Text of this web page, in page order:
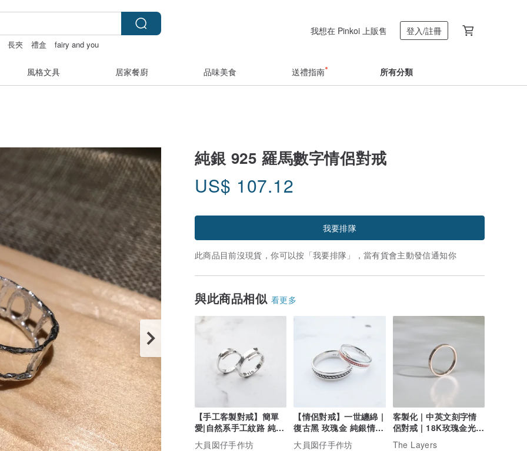
長夾 禮盒 fairy and you
我想在 Pinkoi 上販售 登入/註冊
風格文具 居家餐廚 品味美食 送禮指南 所有分類
純銀 925 羅馬數字情侶對戒
US$ 107.12
我要排隊
此商品目前沒現貨，你可以按「我要排隊」，當有貨會主動發信通知你
與此商品相似 看更多
【手工客製對戒】簡單
愛|自然系手工紋路 純銀
情侶對戒|大員囡仔
大員囡仔手作坊
【情侶對戒】一世纏綿 |
復古黑 玫瑰金 純銀情侶
對戒| 大員囡仔
大員囡仔手作坊
客製化 | 中英文刻字情
侶對戒 | 18K玫瑰金光面
線戒指 日韓文訂製
The Layers